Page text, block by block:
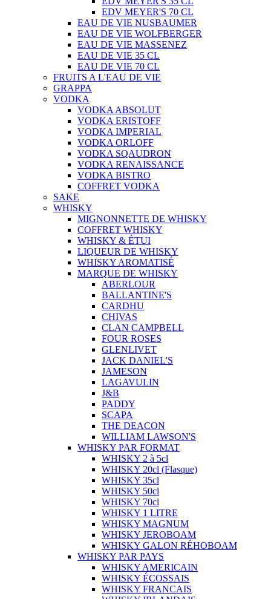
EDV MEYER'S 70 CL
EAU DE VIE NUSBAUMER
EAU DE VIE WOLFBERGER
EAU DE VIE MASSENEZ
EAU DE VIE 35 CL
EAU DE VIE 70 CL
FRUITS A L'EAU DE VIE
GRAPPA
VODKA
VODKA ABSOLUT
VODKA ERISTOFF
VODKA IMPERIAL
VODKA ORLOFF
VODKA SQAUDRON
VODKA RENAISSANCE
VODKA BISTRO
COFFRET VODKA
SAKE
WHISKY
MIGNONNETTE DE WHISKY
COFFRET WHISKY
WHISKY & ÉTUI
LIQUEUR DE WHISKY
WHISKY AROMATISÉ
MARQUE DE WHISKY
ABERLOUR
BALLANTINE'S
CARDHU
CHIVAS
CLAN CAMPBELL
FOUR ROSES
GLENLIVET
JACK DANIEL'S
JAMESON
LAGAVULIN
J&B
PADDY
SCAPA
THE DEACON
WILLIAM LAWSON'S
WHISKY PAR FORMAT
WHISKY 2 à 5cl
WHISKY 20cl (Flasque)
WHISKY 35cl
WHISKY 50cl
WHISKY 70cl
WHISKY 1 LITRE
WHISKY MAGNUM
WHISKY JEROBOAM
WHISKY GALON RÉHOBOAM
WHISKY PAR PAYS
WHISKY AMERICAIN
WHISKY ÉCOSSAIS
WHISKY FRANCAIS